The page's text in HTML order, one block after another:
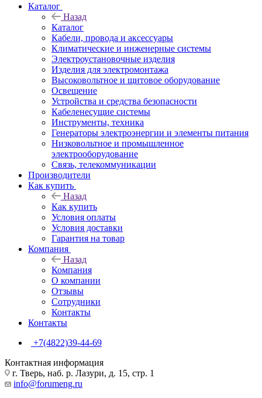
Каталог
Назад
Каталог
Кабели, провода и аксессуары
Климатические и инженерные системы
Электроустановочные изделия
Изделия для электромонтажа
Высоковольтное и щитовое оборудование
Освещение
Устройства и средства безопасности
Кабеленесущие системы
Инструменты, техника
Генераторы электроэнергии и элементы питания
Низковольтное и промышленное
электрооборудование
Связь, телекоммуникации
Производители
Как купить
Назад
Как купить
Условия оплаты
Условия доставки
Гарантия на товар
Компания
Назад
Компания
О компании
Отзывы
Сотрудники
Контакты
Контакты
+7(4822)39-44-69
Контактная информация
г. Тверь, наб. р. Лазури, д. 15, стр. 1
info@forumeng.ru